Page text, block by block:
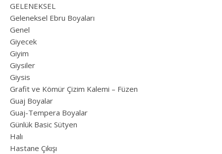
GELENEKSEL
Geleneksel Ebru Boyaları
Genel
Giyecek
Giyim
Giysiler
Giysis
Grafit ve Kömür Çizim Kalemi – Füzen
Guaj Boyalar
Guaj-Tempera Boyalar
Günlük Basic Sütyen
Halı
Hastane Çıkışı